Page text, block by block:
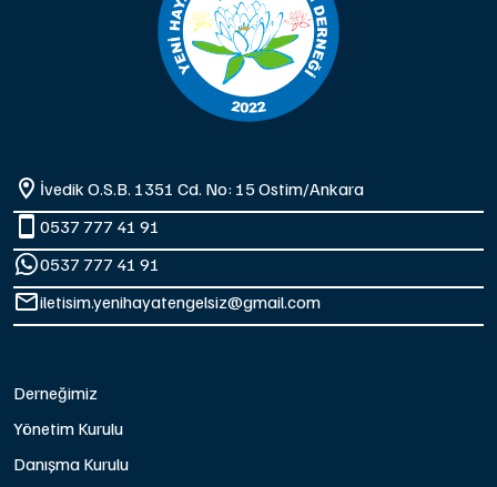
İvedik O.S.B. 1351 Cd. No: 15 Ostim/Ankara
0537 777 41 91
0537 777 41 91
iletisim.yenihayatengelsiz@gmail.com
Derneğimiz
Yönetim Kurulu
Danışma Kurulu